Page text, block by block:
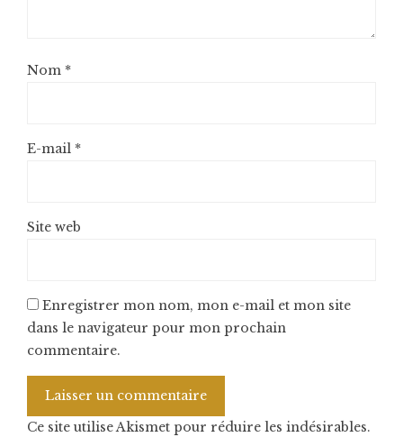
Nom *
E-mail *
Site web
Enregistrer mon nom, mon e-mail et mon site
dans le navigateur pour mon prochain
commentaire.
Ce site utilise Akismet pour réduire les indésirables.